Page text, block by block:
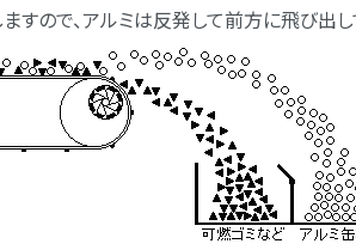
ので、アルミは反発して前方に飛び出し